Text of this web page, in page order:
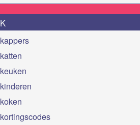
K
kappers
katten
keuken
kinderen
koken
kortingscodes